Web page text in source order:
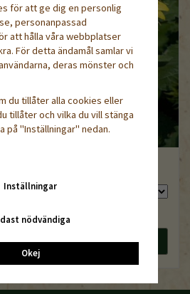
39 kr
Läs mer Köp nu
för att ge dig en personlig
personanpassad
att hålla våra webbplatser
För detta ändamål samlar vi
deras mönster och
du tillåter alla cookies eller
tillåter och vilka du vill stänga
på "Inställningar" nedan.
Inställningar
nödvändiga
Okej